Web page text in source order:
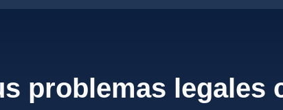
problemas legales